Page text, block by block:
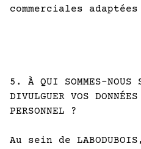
commerciales
5. À QUI SOMMES-NOUS
DIVULGUER VOS
PERSONNEL ?
Au sein de